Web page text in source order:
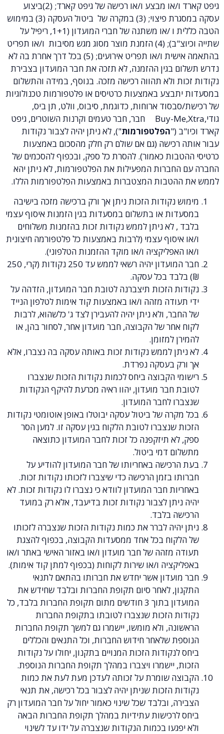
גיפט קארד ו/או מבצע ו/או רכישה של גיפט קארד; (2)ביצוע
עסקה במסגרת פיצוי; (3) במקרה של ביטול העסקה (3) במימוש
הטבה כללית ו /או משתנה של חברי המועדון (1+1, ריפיל על
שתייה וכיוצ"ב); (4) הזמנת מוצר מסוג מגש מסיבות ו/או תפריט
בהתאמה אישית ו/או תפריט אירועים; (5) בכל דרך אחרת בה לא
בגין ההזמנה, לא תזכה את חבר המועדון בצבירת
ולא תהווה רכישה מזכה. בנוסף, במידה והתשלום
באמצעות כרטיסים או פלטפורמות טכנולוגיות
ארוחות, כדוגמת, סיבוס, וולט, תן ביס,
גודי,Buy-Me,Xtra חבר, חבר טעמים וקרנות השוטרים, גיפט
("הפלטפורמות"), לא ניתן יהיה לצבור נקודות
(גם אם שולם רק חלק מהסכום באמצעות
כאמור). להסרת כל ספק, ובכפוף להסכמים של
המפעילות את הפלטפורמות, לא ניתן יהא
המצטברות באמצעות הפלטפורמות הללו.
נקודות הזכות ניתן אך ורק ברכישה מזכה בישיבה
או בתשלום במסעדות בגין הזמנות איסוף עצמי
לא ניתן לממש נקודות זכות בהזמנות משלוחים
עצמי (לרבות באמצעות כל פלטפורמה חיצונית
ו/או מוקד ההזמנות הטלפוני).
חבר המועדון יהיה רשאי לממש עד 250 נקודות (קרי, 250
בכל עסקה.
הזכות תיצברנה לטובת חבר המועדון, הזדהה על
מזהה ו/או באמצעות קוד אימות לטלפון הנייד
ולא ניתן יהיה להעבירן לצד ג' כלשהוא, לרבות
של הקבוצה, חבר מועדון אחר, לסחור בהן, או
למזומן.
לממש נקודות זכות באותה עסקה בה נצברו, אלא
בעסקה נפרדת.
הקבוצה ביחס לכמות נקודות הזכות שנצברו
חבר מועדון, יהוו ראיה מכרעת להיקף הנקודות
לחבר המועדון.
של ביטול עסקה יבוטלו באופן אוטומטי נקודות
שנצברו לטובת הלקוח בגין עסקה זו. למען הסר
תיזקפנה כל זכות לחבר המועדון כתוצאה
דמי ביטול.
באחריותו של חבר המועדון להודיע על
בזמן הרכישה כדי שיצברו לזכותו נקודות זכות.
חבר המועדון לוודא כי נצברו לו נקודות זכות. לא
לצבור נקודות זכות בדיעבד, אלא רק במועד
בלבד.
לברר את כמות נקודות הזכות שנצברה לזכותו
בכל אחד ממסעדות הקבוצה, בכפוף להצגת
מזהה של חבר מועדון ו/או באזור האישי באתר ו/או
ו/או שירות לקוחות (בכפוף למתן קוד אימות).
אשר יחדש את חברותו בהתאם לתנאי
לאחר סיום תקופת החברות ובלבד שחידש את
המועדון בתוך 3 חודשים מתום תקופת החברות בלבד, כל
הזכות שנצברו לטובתו בתקופת החברות
ולא מומשו, יישמרו גם למשך תקופת החברות
שלאחר חידוש החברות, וכל התנאים והכללים
הזכות המנויים בתקנון, יחולו על נקודות
יישמרו ויצברו במהלך תקופת החברות הנוספת.
שומרת על זכותה לעדכן מעת לעת את כמות
הזכות שניתן יהיה לצבור בכל רכישה, את תנאי
ובלבד שכל שינוי כאמור יחול על חבר המועדון רק
עתידיות במהלך תקופת החברות הבאה
בכמות הנקודות שנצברה על ידו עד לשינוי